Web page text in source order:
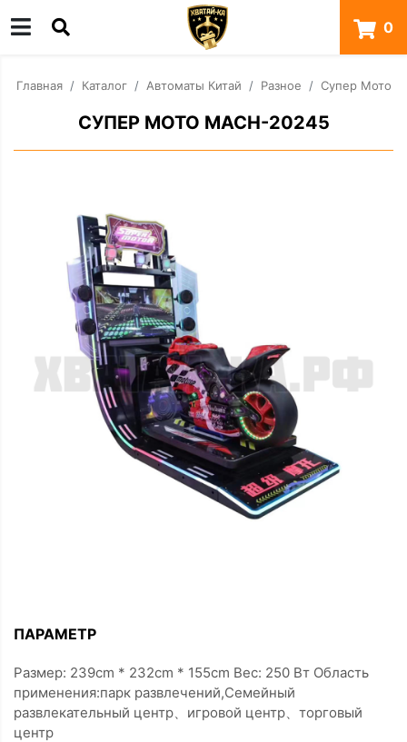
0
Главная Каталог Автоматы Китай Разное Супер Мото
СУПЕР МОТО MACH-20245
ПАРАМЕТР
Размер: 239cm * 232cm * 155cm Вес: 250 Вт Область
применения:парк развлечений,Семейный
развлекательный центр、игровой центр、торговый
центр